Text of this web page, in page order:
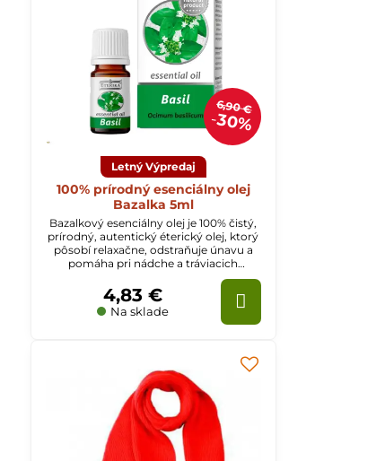
6,90 €
30%
Letný Výpredaj
100% prírodný esenciálny olej
Bazalka 5ml
Bazalkový esenciálny olej je 100% čistý,
prírodný, autentický éterický olej, ktorý
pôsobí relaxačne, odstraňuje únavu a
pomáha pri nádche a tráviacich
Na sklade
4,83 €